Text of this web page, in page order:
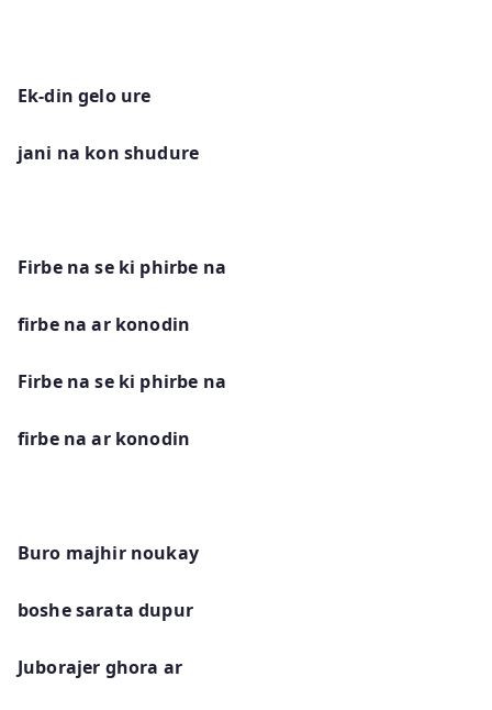
Ek-din gelo ure
jani na kon shudure
Firbe na se ki phirbe na
firbe na ar konodin
Firbe na se ki phirbe na
firbe na ar konodin
Buro majhir noukay
boshe sarata dupur
Juborajer ghora ar